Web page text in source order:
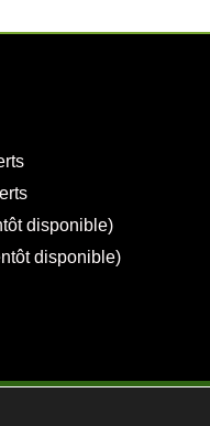
disponible)
disponible)